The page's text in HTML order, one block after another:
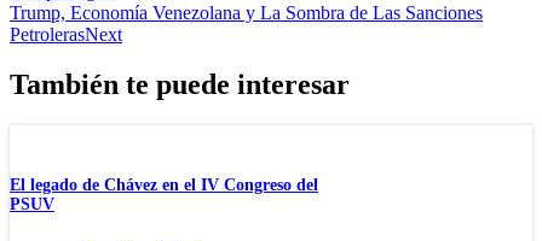
Trump, Economía Venezolana y La Sombra de Las Sanciones
PetrolerasNext
También te puede interesar
El legado de Chávez en el IV Congreso del
PSUV